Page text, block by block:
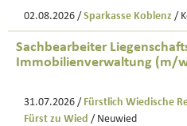
02.08.2026 / Sparkasse Koblenz /
Sachbearbeiter
Immobilienverwaltung (m/
31.07.2026 / Fürstlich Wiedische
Fürst zu Wied / Neuwied